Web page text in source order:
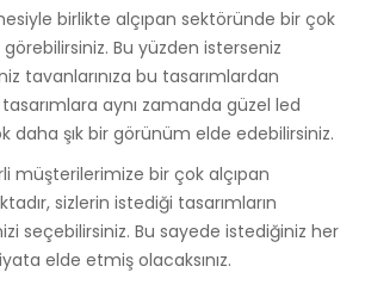
birlikte alçıpan sektöründe bir çok
Bu yüzden isterseniz
tavanlarınıza bu tasarımlardan
tasarımlara aynı zamanda güzel led
daha şık bir görünüm elde edebilirsiniz.
müşterilerimize bir çok alçıpan
sizlerin istediği tasarımların
seçebilirsiniz. Bu sayede istediğiniz her
elde etmiş olacaksınız.